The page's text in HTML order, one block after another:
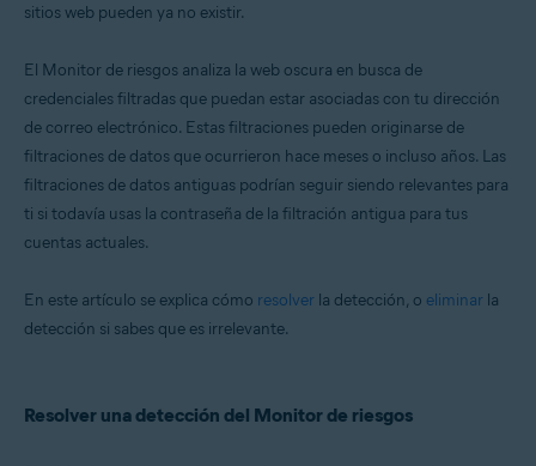
sitios web pueden ya no existir.
El Monitor de riesgos analiza la web oscura en busca de
credenciales filtradas que puedan estar asociadas con tu dirección
de correo electrónico. Estas filtraciones pueden originarse de
filtraciones de datos que ocurrieron hace meses o incluso años. Las
filtraciones de datos antiguas podrían seguir siendo relevantes para
ti si todavía usas la contraseña de la filtración antigua para tus
cuentas actuales.
En este artículo se explica cómo resolver la detección, o eliminar la
detección si sabes que es irrelevante.
Resolver una detección del Monitor de riesgos